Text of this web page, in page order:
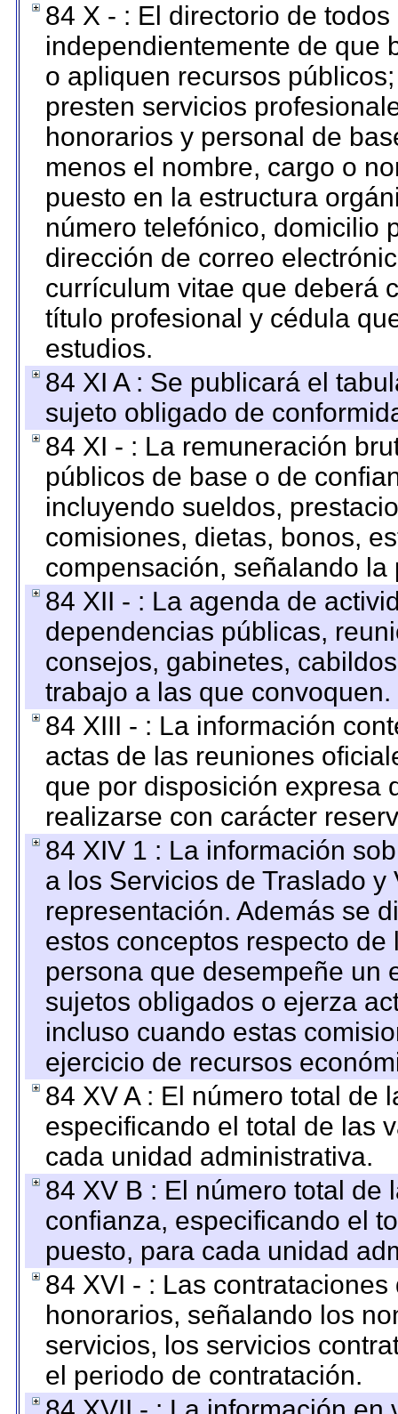
84 X - : El directorio de
independientemente de que
o apliquen recursos
presten servicios
honorarios y personal de
menos el nombre, cargo o
puesto en la estructura
número telefónico, domicilio
dirección de correo
currículum vitae que deberá
título profesional y cédula
estudios.
84 XI A : Se publicará el
sujeto obligado de
84 XI - : La remuneración
públicos de base o de
incluyendo sueldos,
comisiones, dietas, bonos,
compensación, señalando
84 XII - : La agenda de
dependencias públicas,
consejos, gabinetes,
trabajo a las que convoquen.
84 XIII - : La información
actas de las reuniones
que por disposición expresa
realizarse con carácter
84 XIV 1 : La información
a los Servicios de Traslado
representación. Además se
estos conceptos respecto
persona que desempeñe un
sujetos obligados o ejerza
incluso cuando estas
ejercicio de recursos
84 XV A : El número total de
especificando el total de las
cada unidad administrativa.
84 XV B : El número total de
confianza, especificando el
puesto, para cada unidad
84 XVI - : Las
honorarios, señalando los
servicios, los servicios
el periodo de contratación.